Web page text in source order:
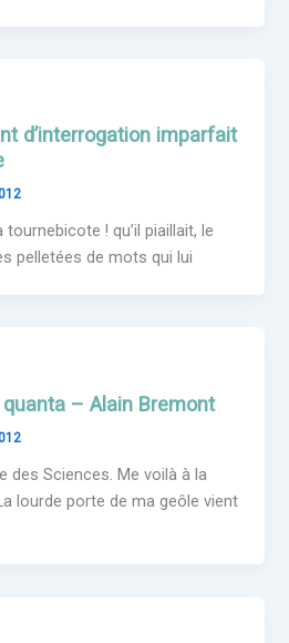
d’interrogation imparfait
! qu’il piaillait, le
pelletées de mots qui lui
quanta – Alain Bremont
des Sciences. Me voilà à la
lourde porte de ma geôle vient